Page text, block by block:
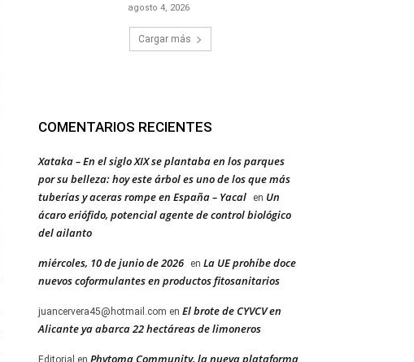
agosto 4, 2026
Cargar más
COMENTARIOS RECIENTES
Xataka – En el siglo XIX se plantaba en los parques
por su belleza: hoy este árbol es uno de los que más
tuberías y aceras rompe en España – Yacal
en Un
ácaro eriófido, potencial agente de control biológico
del ailanto
miércoles, 10 de junio de 2026 en La UE prohíbe doce
nuevos coformulantes en productos fitosanitarios
juancervera45@hotmail.com en El brote de CYVCV en
Alicante ya abarca 22 hectáreas de limoneros
Phytoma Community, la nueva plataforma